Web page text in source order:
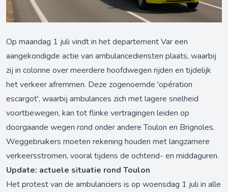
Op maandag 1 juli vindt in het departement Var een
aangekondigde actie van ambulancediensten plaats, waarbij
zij in colonne over meerdere hoofdwegen rijden en tijdelijk
het verkeer afremmen. Deze zogenoemde 'opération
escargot', waarbij ambulances zich met lagere snelheid
voortbewegen, kan tot flinke vertragingen leiden op
doorgaande wegen rond onder andere Toulon en Brignoles.
Weggebruikers moeten rekening houden met langzamere
verkeersstromen, vooral tijdens de ochtend- en middaguren.
Update: actuele situatie rond Toulon
Het protest van de ambulanciers is op woensdag 1 juli in alle